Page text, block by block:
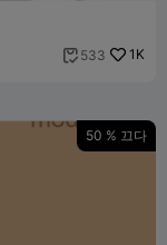
 533 1K
50 % 끄다